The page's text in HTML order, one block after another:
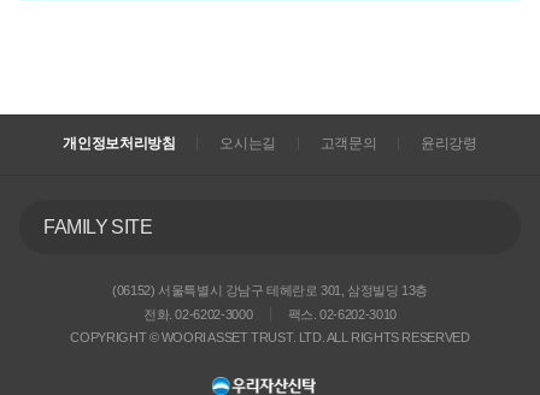
개인정보처리방침 오시는길 고객문의 윤리강령
FAMILY SITE
(06152) 서울특별시 강남구 테헤란로 301, 삼정빌딩 13층
전화. 02-6202-3000
팩스. 02-6202-3010
COPYRIGHT © WOORI ASSET TRUST. LTD. ALL RIGHTS RESERVED